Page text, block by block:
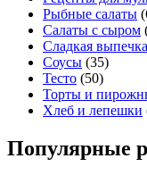
Рыбные салаты
Салаты с сыром
Сладкая выпечка
Соусы (35)
Тесто (50)
Торты и
Хлеб и лепешки
Популярные